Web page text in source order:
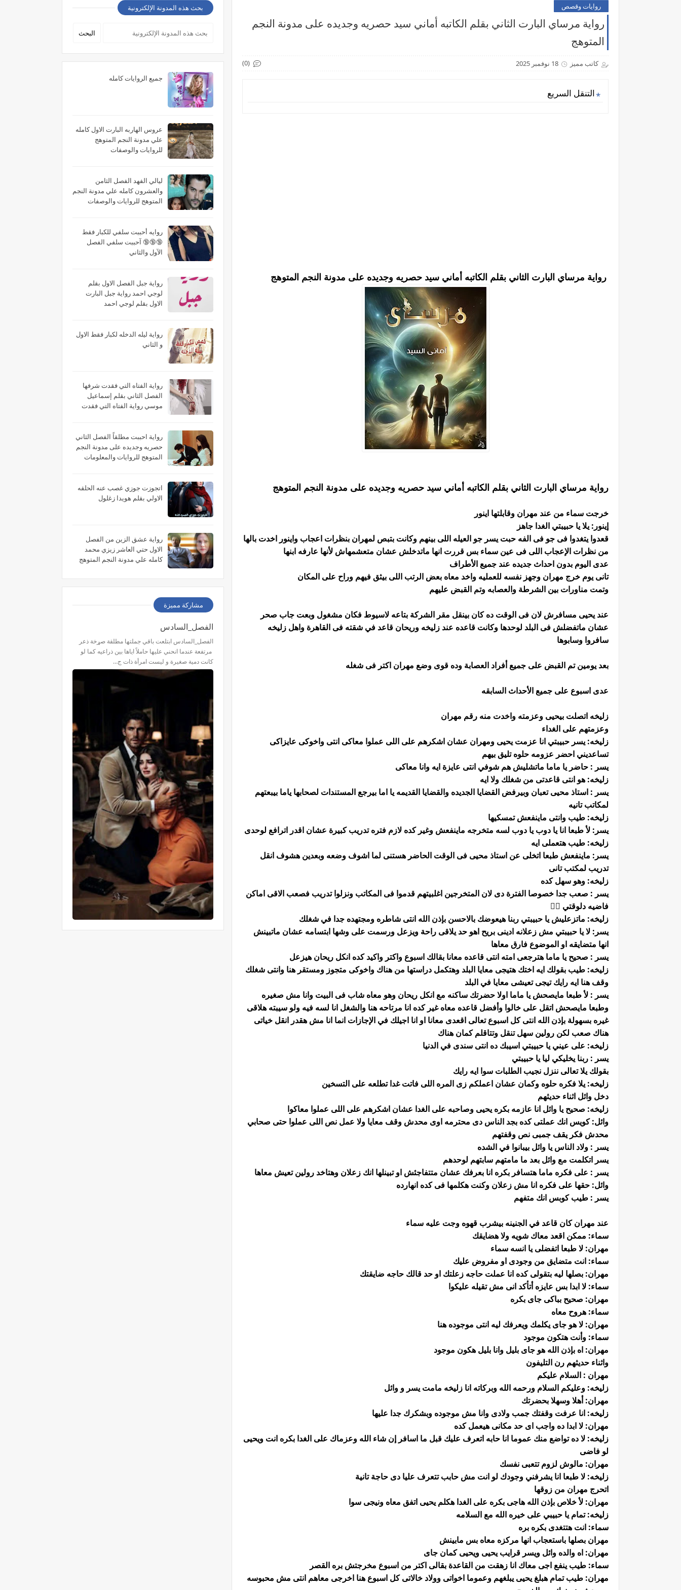
روايات وقصص
رواية مرساي البارت الثاني بقلم الكاتبه أماني سيد حصريه وجديده على مدونة النجم
المتوهج
كاتب مميز 18 نوفمبر 2025 (0)
التنقل السريع
رواية مرساي البارت الثاني بقلم الكاتبه أماني سيد حصريه وجديده على مدونة النجم المتوهج
رواية مرساي البارت الثاني بقلم الكاتبه أماني سيد حصريه وجديده على مدونة النجم المتوهج
خرجت سماء من عند مهران وقابلتها اينور
إينور: يلا يا حبيبتي الغدا جاهز
قعدوا يتغدوا فى جو فى الفه حبت يسر جو العيله اللى بينهم وكانت بتبص لمهران بنظرات اعجاب واينور اخدت بالها
من نظرات الإعجاب اللى فى عين سماء بس قررت انها ماتدخلش عشان متعشمهاش لأنها عارفه ابنها
عدى اليوم بدون احداث جديده عند جميع الأطراف
تانى يوم خرج مهران وجهز نفسه للعمليه واخد معاه بعض الرتب اللى بيثق فيهم وراح على المكان
وتمت مناورات بين الشرطة والعصابه وتم القبض عليهم
عند يحيى مسافرش لان فى الوقت ده كان بينقل مقر الشركة بتاعه لاسيوط فكان مشغول وبعت جاب صحر
عشان ماتفضلش فى البلد لوحدها وكانت قاعده عند زليخه وريحان قاعد في شقته فى القاهرة واهل زليخه
سافروا وسابوها
بعد يومين تم القبض على جميع أفراد العصابة وده قوى وضع مهران اكتر فى شغله
عدى اسبوع على جميع الأحداث السابقه
زليخه اتصلت بيحيى وعزمته واخدت منه رقم مهران
وعزمتهم على الغداء
زليخه: يسر حبيبتي انا عزمت يحيى ومهران عشان اشكرهم على اللى عملوا معاكى انتى واخوكى عايزاكى
تساعديني احضر عزومه حلوه تليق بيهم
يسر : حاضر يا ماما ماتشليش هم شوفي انتى عايزة ايه وانا معاكى
زليخه: هو انتى قاعدتى من شغلك ولا ايه
يسر : استاذ محيى تعبان وبيرفض القضايا الجديده والقضايا القديمه يا اما بيرجع المستندات لصحابها ياما بيبعتهم
لمكاتب تانيه
زليخه: طيب وانتى ماينفعش تمسكيها
يسر: لأ طبعا انا يا دوب يا دوب لسه متخرجه ماينفعش وغير كده لازم فتره تدريب كبيرة عشان اقدر اترافع لوحدى
زليخه: طيب هتعملى ايه
يسر: ماينفعش طبعا اتخلى عن استاذ محيى فى الوقت الحاضر هستنى لما اشوف وضعه وبعدين هشوف انقل
تدريب لمكتب تانى
زليخه: وهو سهل كده
يسر : صعب جدا خصوصا الفترة دى لان المتخرجين اغلبيتهم قدموا فى المكاتب ونزلوا تدريب فصعب الاقى اماكن
فاضيه دلوقتي 😮‍💨
زليخه: ماتزعليش يا حبيبتي ربنا هيعوضك بالاحسن بإذن الله انتى شاطره ومجتهده جدا في شغلك
يسر: لا يا حبيبتي مش زعلانه ادينى بريح اهو حد يلاقى راحة ويزعل ورسمت على وشها ابتسامه عشان ماتبينش
انها متضايقه او الموضوع فارق معاها
يسر : صحيح يا ماما هترجعى امته انتى قاعده معانا بقالك اسبوع واكتر واكيد كده انكل ريحان هيزعل
زليخه: طيب بقولك ايه اختك هتيجى معايا البلد وهتكمل دراستها من هناك واخوكى متجوز ومستقر هنا وانتى شغلك
وقف هنا ايه رايك تيجى تعيشى معايا في البلد
يسر : لأ طبعا مايصحش يا ماما اولا حضرتك ساكنه مع انكل ريحان وهو معاه شاب فى البيت وانا مش صغيره
وطبعا مايصحش اتقل على خالوا وأفضل قاعده معاه غير كده انا مرتاحه هنا والشغل انا لسه فيه ولو سيبته هلاقى
غيره بسهولة بإذن الله انتى كل اسبوع تعالى اقعدى معانا او انا اجيلك في الإجازات انما انا مش هقدر انقل خياتى
هناك صعب لكن رولين سهل تنقل وتتاقلم كمان هناك
زليخه: على عيني يا حبيبتي اسيبك ده انتى سندى في الدنيا
يسر : ربنا يخليكي ليا يا حبيبتي
بقولك يلا تعالى ننزل نجيب الطلبات سوا ايه رايك
زليخه: يلا فكره حلوه وكمان عشان اعملكم زى المره اللى فاتت غدا تطلعه على التسخين
دخل وائل اثناء حديثهم
زليخه: صحيح يا وائل انا عازمه بكره يحيى وصاحبه على الغدا عشان اشكرهم على اللى عملوا معاكوا
وائل: كويس انك عملتى كده بجد الناس دى محترمه اوى محدش وقف معايا ولا عمل نص اللى عملوا حتى صحابي
محدش فكر يقف جمبى نص وقفتهم
يسر : ولاد الناس يا وائل بيبانوا في الشده
يسر اتكلمت مع وائل بعد ما مامتهم سابتهم لوحدهم
يسر : على فكره ماما هتسافر بكره انا بعرفك عشان متتفاجئش او تبينلها انك زعلان وهتاخد رولين تعيش معاها
وائل: حقها على فكره انا مش زعلان وكنت هكلمها فى كده انهارده
يسر : طيب كوبس انك متفهم
عند مهران كان قاعد في الجنينه بيشرب قهوه وجت عليه سماء
سماء: ممكن اقعد معاك شويه ولا هضايقك
مهران: لا طبعا اتفضلى يا انسه سماء
سماء: انت متضايق من وجودى او مفروض عليك
مهران: بصلها ليه بتقولى كده انا عملت حاجه زعلتك او حد قالك حاجه ضايقتك
سماء: لا ابدا بس عايزه أتأكد انى مش تقيله عليكوا
مهران: صحيح بباكى جاى بكره
سماء: هروح معاه
مهران: لا هو جاى يكلمك ويعرفك ليه انتى موجوده هنا
سماء: وأنت هتكون موجود
مهران: اه بإذن الله هو جاى بليل وانا بليل هكون موجود
واثناء حديثهم رن التليفون
مهران : السلام عليكم
زليخه: وعليكم السلام ورحمه الله وبركاته انا زليخه مامت يسر و وائل
مهران: أهلا وسهلا بحضرتك
زليخه: انا عرفت وقفتك جمب ولادى وانا مش موجوده وبشكرك جدا عليها
مهران: لا ابدا ده واجب اى حد مكانى هيعمل كده
زليخه: لا ده تواضع منك عموما انا حابه اتعرف عليك قبل ما اسافر إن شاء الله وعزماك على الغدا بكره انت ويحيى
لو فاضى
مهران: مالوش لزوم تتعبى نفسك
زليخه: لا طبعا انا يشرفني وجودك لو انت مش حابب تتعرف عليا دى حاجة تانية
اتحرج مهران من زوقها
مهران: لأ خلاص بإذن الله هاجى بكره على الغدا هكلم يحيى اتفق معاه ونيجى سوا
زليخه: تمام يا حبيبي على خيره الله مع السلامه
سماء: انت هتتغدى بكره بره
مهران بصلها باستعجاب انها مركزه معاه بس مابينش
مهران: اه والده وائل ويسر قرايب يحيى ويحيى كمان جاى
سماء: طيب ينفع اجى معاك انا زهقت من القاعدة بقالى اكتر من اسبوع مخرجتش بره القصر
مهران: طيب تمام هبلغ يحيى يبلغهم وعموما اخواتى وولاد خالاتى كل اسبوع هنا اخرجى معاهم انتى مش محبوسه
بحث هذه المدونة الإلكترونية
جميع الروايات كامله
عروس الهاربه البارت الاول كامله
علي مدونة النجم المتوهج
للروايات والوصفات
ليالي الفهد الفصل الثامن
والعشرون كامله علي مدونة النجم
المتوهج للروايات والوصفات
روايه أحببت سلفي للكبار فقط
🔞🔞🔞 آحببت سلفي الفصل
الآول والثاني
رواية جبل الفصل الاول بقلم
لوجي احمد رواية جبل البارت
الاول بقلم لوجي احمد
رواية ليله الدخله لكبار فقط الاول
و الثاني
رواية الفتاه التي فقدت شرفها
الفصل الثاني بقلم إسماعيل
موسي رواية الفتاه التي فقدت
فقدت شرفها الجزء الثاني بقلم
إسماعيل موسي
رواية احببت مطلقاً الفصل الثاني
حصريه وجديده على مدونة النجم
المتوهج للروايات والمعلومات
اتجوزت جوزي غصب عنه الحلقه
الاولي بقلم هويدا زغلول
رواية عشق الزين من الفصل
الاول حتي العاشر زيزي محمد
كامله علي مدونة النجم المتوهج
مشاركة مميزة
الفصل_السادس
الفصل_السادس ابتلعت باقي جملتها مطلقة صړخة ذعر
مرتفعة عندما انحني عليها حاملاً اياها بين ذراعيه كما لو
كانت دمية صغيرة و ليست امرأة ذات ج…